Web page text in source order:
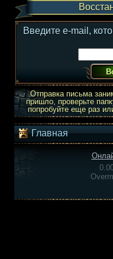
Введите e-mail,
Отправка письма
пришло, проверьте
попробуйте еще раз
Главная